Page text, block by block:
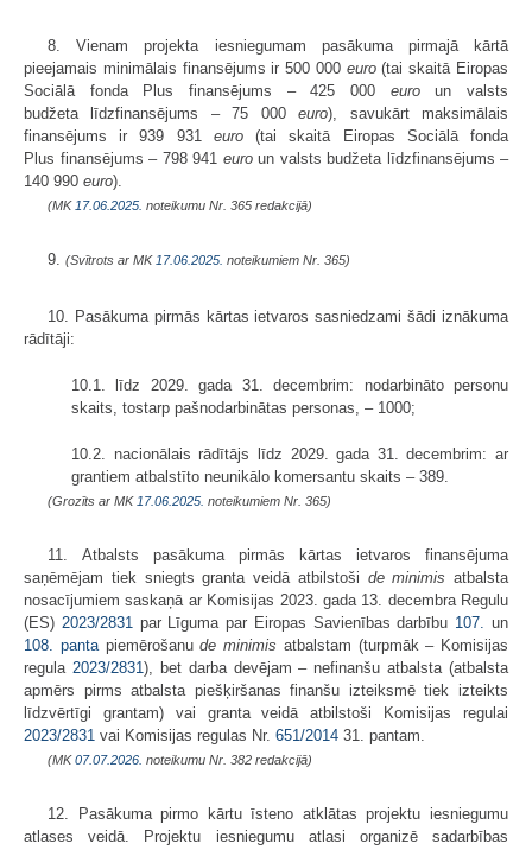
8. Vienam projekta iesniegumam pasākuma pirmajā kārtā
pieejamais minimālais finansējums ir 500 000 euro(tai skaitā Eiropas
Sociālā fonda Plus finansējums – 425 000 euroun valsts
budžeta līdzfinansējums – 75 000euro), savukārt maksimālais
finansējums ir 939 931 euro(tai skaitā Eiropas Sociālā fonda
Plus finansējums – 798 941 euroun valsts budžeta līdzfinansējums –
140 990 euro).
(MK 17.06.2025. noteikumu Nr. 365 redakcijā)
9. (Svītrots ar MK 17.06.2025. noteikumiem Nr. 365)
10. Pasākuma pirmās kārtas ietvaros sasniedzami šādi iznākuma
rādītāji:
10.1. līdz 2029. gada 31. decembrim: nodarbināto personu
skaits, tostarp pašnodarbinātas personas, – 1000;
10.2. nacionālais rādītājs līdz 2029. gada 31. decembrim: ar
grantiem atbalstīto neunikālo komersantu skaits – 389.
(Grozīts ar MK 17.06.2025. noteikumiem Nr. 365)
11. Atbalsts pasākuma pirmās kārtas ietvaros finansējuma
saņēmējam tiek sniegts granta veidā atbilstoši de minimis atbalsta
nosacījumiem saskaņā ar Komisijas 2023. gada 13. decembra Regulu
(ES) 2023/2831 par Līguma par Eiropas Savienības darbību 107.un
108. pantapiemērošanude minimis atbalstam (turpmāk – Komisijas
regula 2023/2831 ), bet darba devējam – nefinanšu atbalsta (atbalsta
apmērs pirms atbalsta piešķiršanas finanšu izteiksmē tiek izteikts
līdzvērtīgi grantam) vai granta veidā atbilstoši Komisijas regulai
2023/2831 vai Komisijas regulas Nr. 651/2014 31. pantam.
(MK07.07.2026. noteikumu Nr. 382 redakcijā)
12. Pasākuma pirmo kārtu īsteno atklātas projektu iesniegumu
atlases veidā. Projektu iesniegumu atlasi organizē sadarbības